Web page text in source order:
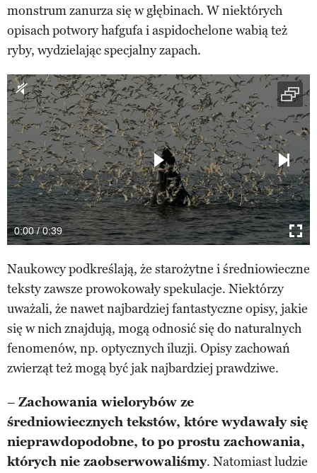
monstrum zanurza się w głębinach. W niektórych
opisach potwory hafgufa i aspidochelone wabią też
ryby, wydzielając specjalny zapach.
0:00 / 0:39
Naukowcy podkreślają, że starożytne i średniowieczne
teksty zawsze prowokowały spekulacje. Niektórzy
uważali, że nawet najbardziej fantastyczne opisy, jakie
się w nich znajdują, mogą odnosić się do naturalnych
fenomenów, np. optycznych iluzji. Opisy zachowań
zwierząt też mogą być jak najbardziej prawdziwe.
– Zachowania wielorybów ze
średniowiecznych tekstów, które wydawały się
nieprawdopodobne, to po prostu zachowania,
których nie zaobserwowaliśmy. Natomiast ludzie